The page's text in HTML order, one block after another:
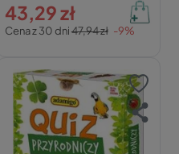
Cena z 30 dni47,94 zł -9%
43,29 zł